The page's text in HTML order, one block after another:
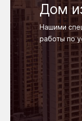
Дом
Нашими
работы по